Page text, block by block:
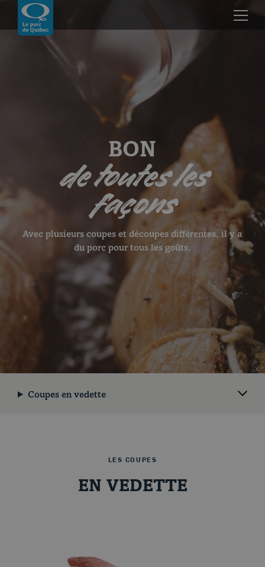
Skip to content
Revenir à la page d’accueil
Le porc d'ici
BON
de toutes les
façons
Avec plusieurs coupes et découpes différentes, il y a
du porc pour tous les goûts.
Coupes en vedette
LES COUPES
EN VEDETTE